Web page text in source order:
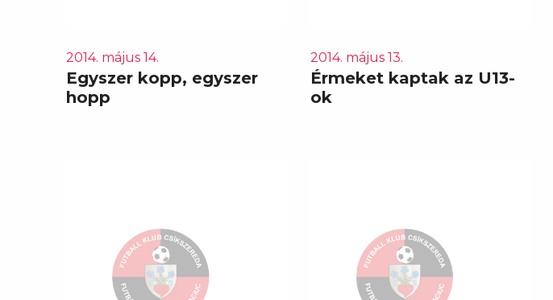
2014. május 14.
Egyszer kopp, egyszer
hopp
2014. május 13.
Érmeket kaptak az U13-
ok